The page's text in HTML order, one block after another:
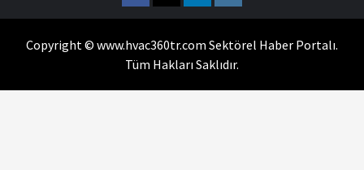
Copyright © www.hvac360tr.com Sektörel Haber Portalı.
Tüm Hakları Saklıdır.